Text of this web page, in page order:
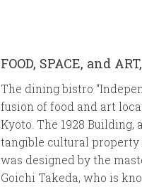
FOOD, SPACE, and ART,
The dining bistro
fusion of food and art
Kyoto. The 1928 Building,
tangible cultural property
was designed by the
Goichi Takeda, who is